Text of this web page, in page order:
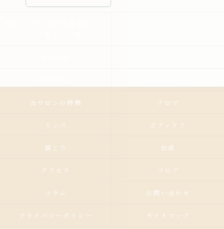
当サロンの特徴 アロマ
リンパ ボディケア
肩こり 出張
アクセス ブログ
コラム お問い合わせ
プライバシーポリシー サイトマップ